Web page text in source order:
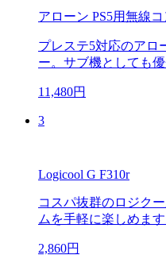
アローン PS5用無線
プレステ5対応のアロ
ー。サブ機としても優
11,480円
3
Logicool G F310r
コスパ抜群のロジク
ムを手軽に楽しめます
2,860円